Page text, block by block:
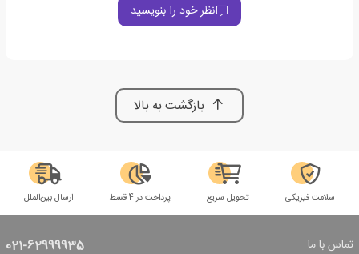
نظر خود را بنویسید
بازگشت به بالا
سلامت فیزیکی تحویل سریع پرداخت در 4 قسط ارسال بین‌الملل
تماس با ما 021-62999935